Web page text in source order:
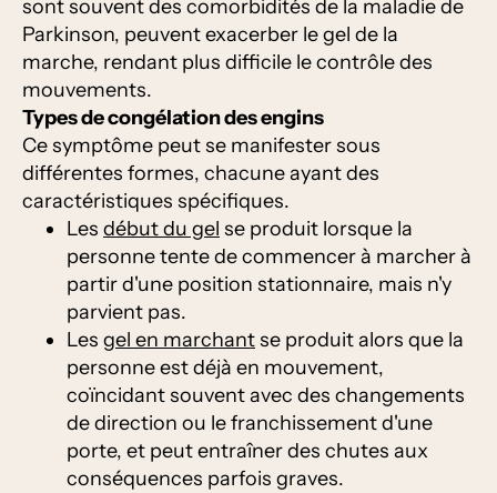
sont souvent des comorbidités de la maladie de
Parkinson, peuvent exacerber le gel de la
marche, rendant plus difficile le contrôle des
mouvements.
Types de congélation des engins
Ce symptôme peut se manifester sous
différentes formes, chacune ayant des
caractéristiques spécifiques.
Les début du gel se produit lorsque la
personne tente de commencer à marcher à
partir d'une position stationnaire, mais n'y
parvient pas.
Les gel en marchantse produit alors que la
personne est déjà en mouvement,
coïncidant souvent avec des changements
de direction ou le franchissement d'une
porte, et peut entraîner des chutes aux
conséquences parfois graves.